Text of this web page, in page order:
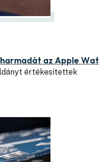
az Apple
értékesítettek